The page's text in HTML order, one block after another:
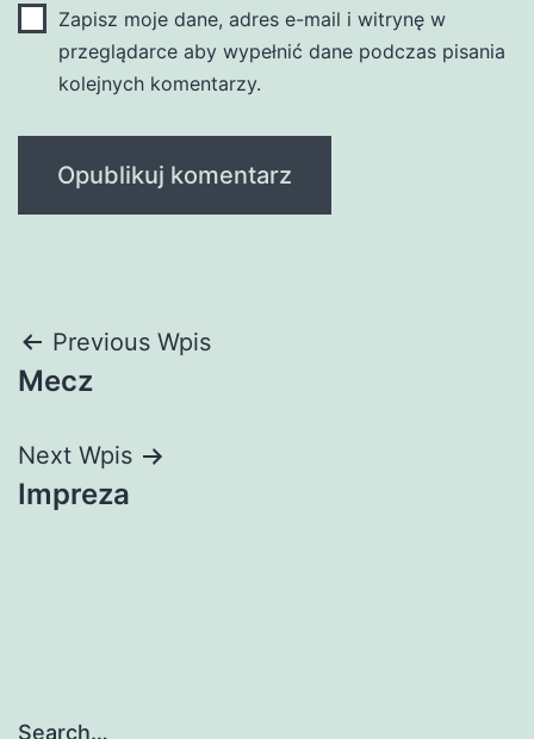
Zapisz moje dane, adres e-mail i witrynę w
przeglądarce aby wypełnić dane podczas pisania
kolejnych komentarzy.
Nawigacja
wpisu
Previous Wpis
Mecz
Next Wpis
Impreza
Search…